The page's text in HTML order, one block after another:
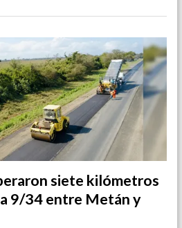
siete kilómetros
9/34 entre Metán y